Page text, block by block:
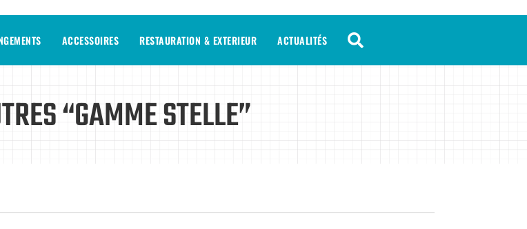
ACCESSOIRES RESTAURATION & EXTERIEUR ACTUALITÉS 
“GAMME STELLE”